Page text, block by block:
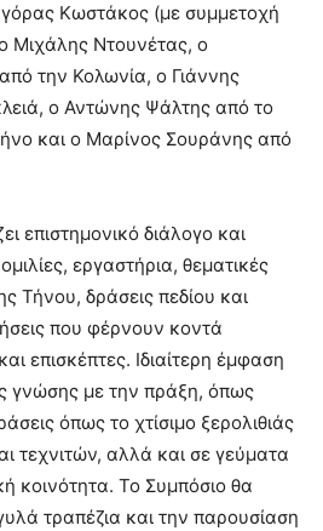
Κωστάκος (με συμμετοχή
Μιχάλης Ντουνέτας, ο
την Κολωνία, ο Γιάννης
ο Αντώνης Ψάλτης από το
και ο Μαρίνος Σουράνης από
επιστημονικό διάλογο και
εργαστήρια, θεματικές
Τήνου, δράσεις πεδίου και
που φέρνουν κοντά
επισκέπτες. Ιδιαίτερη έμφαση
γνώσης με την πράξη, όπως
όπως το χτίσιμο ξερολιθιάς
τεχνιτών, αλλά και σε γεύματα
κοινότητα. Το Συμπόσιο θα
τραπέζια και την παρουσίαση